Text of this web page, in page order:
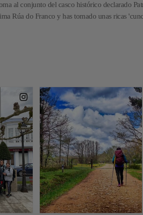
al conjunto del casco histórico declarado
Rúa do Franco y has tomado unas ricas